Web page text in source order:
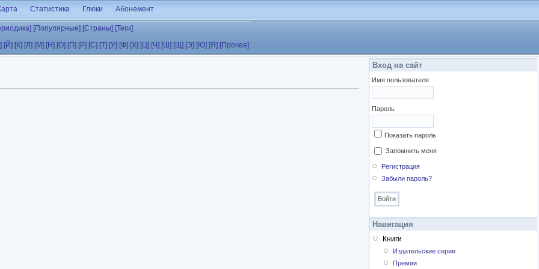
Статистика Глюки Абонемент
[Популярные] [Страны] [Теги]
[Й] [К] [Л] [М] [Н] [О] [П] [Р] [С] [Т] [У] [Ф] [Х] [Ц] [Ч] [Ш] [Щ] [Э] [Ю] [Я] [Прочее]
Вход на сайт
Имя пользователя
Пароль
Показать пароль
Запомнить меня
Регистрация
Забыли пароль?
Навигация
Книги
Издательские серии
Премии